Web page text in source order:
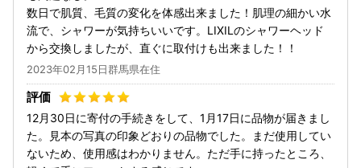
数日で肌質、毛質の変化を体感出来ました！肌理の細かい水
流で、シャワーが気持ちいいです。LIXILのシャワーヘッド
から交換しましたが、直ぐに取付けも出来ました！！
2023年02月15日群馬県在住
12月30日に寄付の手続きをして、1月17日に品物が届きまし
た。見本の写真の印象どおりの品物でした。まだ使用してい
ないため、使用感はわかりません。ただ手に持ったところ、